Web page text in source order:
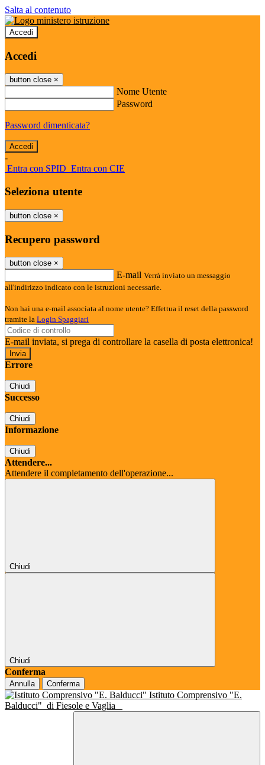
Salta al contenuto
Accedi
Accedi
button close ×
Nome Utente
Password
Password dimenticata?
-
Entra con SPID Entra con CIE
Seleziona utente
button close ×
Recupero password
button close ×
E-mail Verrà inviato un messaggio
all'indirizzo indicato con le istruzioni necessarie.
Non hai una e-mail associata al nome utente? Effettua il reset della password
tramite la Login Spaggiari
E-mail inviata, si prega di controllare la casella di posta elettronica!
Errore
Chiudi
Successo
Chiudi
Informazione
Chiudi
Attendere...
Attendere il completamento dell'operazione...
Chiudi
Chiudi
Conferma
Annulla Conferma
Istituto Comprensivo "E.
Balducci" di Fiesole e Vaglia